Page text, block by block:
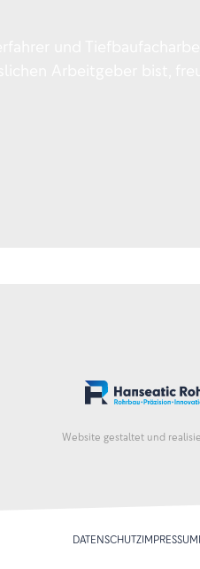
Website gestaltet und
DATENSCHUTZIMPRESSUM